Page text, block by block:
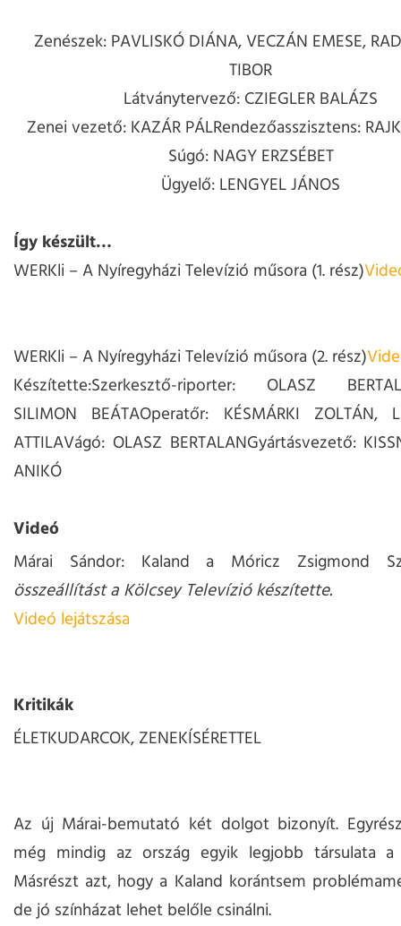
Zenészek:PAVLISKÓ DIÁNA, VECZÁN EMESE,
TIBOR
Látványtervező: CZIEGLER BALÁZS
Zenei vezető: KAZÁR PÁLRendezőasszisztens:
Súgó: NAGY ERZSÉBET
Ügyelő: LENGYEL JÁNOS
Így készült…
WERKli – A Nyíregyházi Televízió műsora (1. rész)
WERKli – A Nyíregyházi Televízió műsora (2. rész)
Készítette:Szerkesztő-riporter: OLASZ
SILIMON BEÁTAOperatőr: KÉSMÁRKI ZOLTÁN,
ATTILAVágó: OLASZ BERTALANGyártásvezető:
ANIKÓ
Videó
Márai Sándor: Kaland a Móricz Zsigmond
összeállítást a Kölcsey Televízió készítette.
Videó lejátszása
Kritikák
ÉLETKUDARCOK, ZENEKÍSÉRETTEL
Az új Márai-bemutató két dolgot bizonyít.
még mindig az ország egyik legjobb társulata a
Másrészt azt, hogy a Kaland korántsem
de jó színházat lehet belőle csinálni.